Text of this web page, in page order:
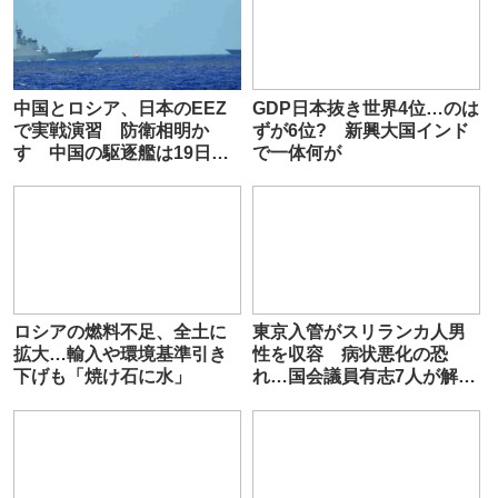
中国とロシア、日本のEEZ
で実戦演習 防衛相明か
す 中国の駆逐艦は19日に
GDP日本抜き世界4位…のは
ずが6位? 新興大国インド
で一体何が
ロシアの燃料不足、全土に
拡大…輸入や環境基準引き
下げも「焼け石に水」
東京入管がスリランカ人男
性を収容 病状悪化の恐
れ…国会議員有志7人が解放